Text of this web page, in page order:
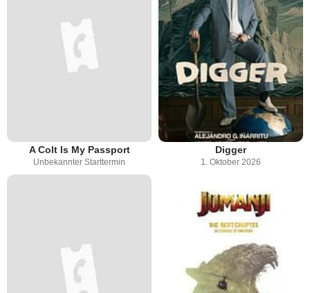
A Colt Is My Passport
Unbekannter Starttermin
Digger
1. Oktober 2026